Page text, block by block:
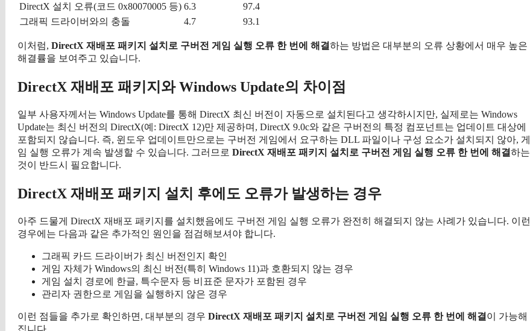
DirectX 설치 오류(코드 0x80070005 등) 6.3
97.4
그래픽 드라이버와의 충돌
4.7 93.1
이처럼, DirectX 재배포 패키지 설치로 구버전 게임 실행 오류 한 번에 해결하는 방법은 대부분의 오류 상황에서 매우 높은
해결률을 보여주고 있습니다.
DirectX 재배포 패키지와 Windows Update의 차이점
일부 사용자께서는 Windows Update를 통해 DirectX 최신 버전이 자동으로 설치된다고 생각하시지만, 실제로는 Windows
Update는 최신 버전의 DirectX(예: DirectX 12)만 제공하며, DirectX 9.0c와 같은 구버전의 특정 컴포넌트는 업데이트 대상에
포함되지 않습니다. 즉, 윈도우 업데이트만으로는 구버전 게임에서 요구하는 DLL 파일이나 구성 요소가 설치되지 않아, 게
임 실행 오류가 계속 발생할 수 있습니다. 그러므로 DirectX 재배포 패키지 설치로 구버전 게임 실행 오류 한 번에 해결하는
것이 반드시 필요합니다.
DirectX 재배포 패키지 설치 후에도 오류가 발생하는 경우
아주 드물게 DirectX 재배포 패키지를 설치했음에도 구버전 게임 실행 오류가 완전히 해결되지 않는 사례가 있습니다. 이런
경우에는 다음과 같은 추가적인 원인을 점검해보셔야 합니다.
그래픽 카드 드라이버가 최신 버전인지 확인
게임 자체가 Windows의 최신 버전(특히 Windows 11)과 호환되지 않는 경우
게임 설치 경로에 한글, 특수문자 등 비표준 문자가 포함된 경우
관리자 권한으로 게임을 실행하지 않은 경우
이런 점들을 추가로 확인하면, 대부분의 경우 DirectX 재배포 패키지 설치로 구버전 게임 실행 오류 한 번에 해결 이 가능해
집니다.